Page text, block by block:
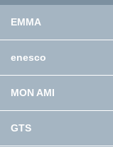
EMMA
enesco
MON AMI
GTS